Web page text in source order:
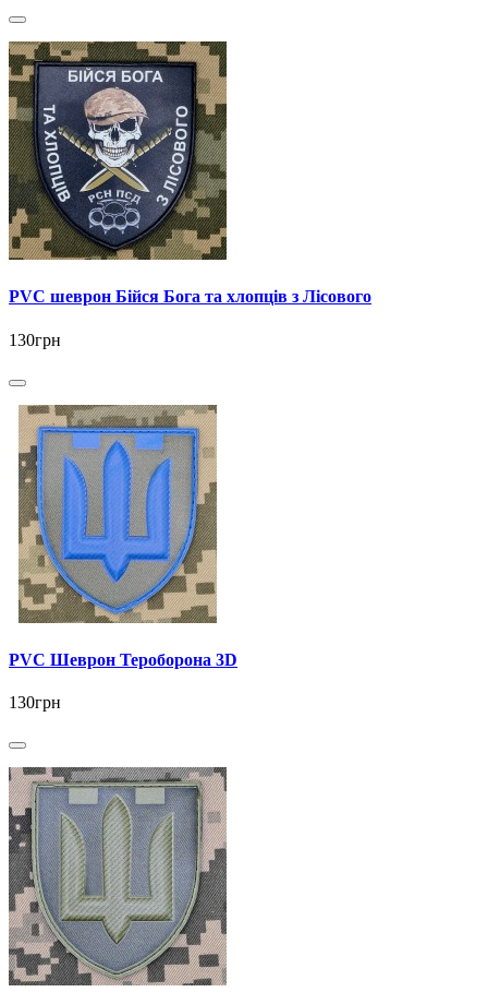
PVC шеврон Бійся Бога та хлопців з Лісового
130грн
PVC Шеврон Тероборона 3D
130грн